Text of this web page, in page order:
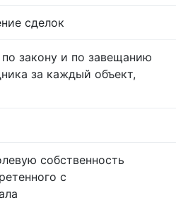
сделок
закону и по завещанию
за каждый объект,
собственность
с